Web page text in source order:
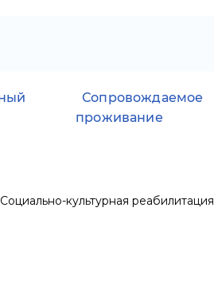
Сопровождаемое
проживание
Социально-культурная реабилитация